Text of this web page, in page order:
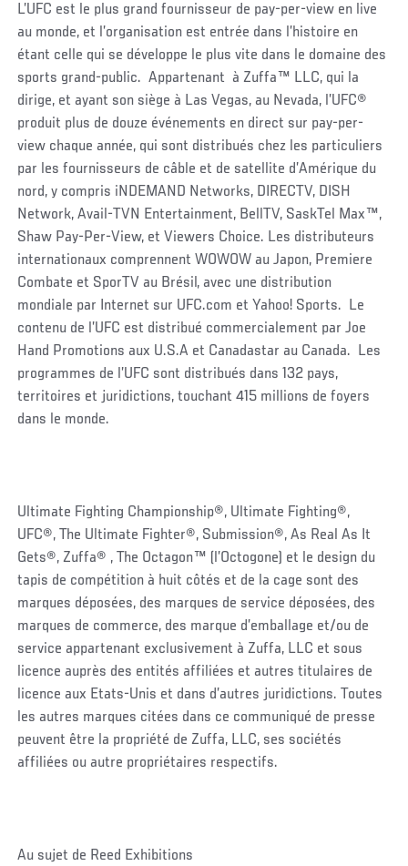
L’UFC est le plus grand fournisseur de pay-per-view en live
au monde, et l’organisation est entrée dans l’histoire en
étant celle qui se développe le plus vite dans le domaine des
sports grand-public. Appartenant à Zuffa™ LLC, qui la
dirige, et ayant son siège à Las Vegas, au Nevada, l’UFC®
produit plus de douze événements en direct sur pay-per-
view chaque année, qui sont distribués chez les particuliers
par les fournisseurs de câble et de satellite d’Amérique du
nord, y compris iNDEMAND Networks, DIRECTV, DISH
Network, Avail-TVN Entertainment, BellTV, SaskTel Max™,
Shaw Pay-Per-View, et Viewers Choice. Les distributeurs
internationaux comprennent WOWOW au Japon, Premiere
Combate et SporTV au Brésil, avec une distribution
mondiale par Internet sur UFC.com et Yahoo! Sports. Le
contenu de l’UFC est distribué commercialement par Joe
Hand Promotions aux U.S.A et Canadastar au Canada. Les
programmes de l’UFC sont distribués dans 132 pays,
territoires et juridictions, touchant 415 millions de foyers
dans le monde.
Ultimate Fighting Championship®, Ultimate Fighting®,
UFC®, The Ultimate Fighter®, Submission®, As Real As It
Gets®, Zuffa® , The Octagon™ (l’Octogone) et le design du
tapis de compétition à huit côtés et de la cage sont des
marques déposées, des marques de service déposées, des
marques de commerce, des marque d’emballage et/ou de
service appartenant exclusivement à Zuffa, LLC et sous
licence auprès des entités affiliées et autres titulaires de
licence aux Etats-Unis et dans d’autres juridictions. Toutes
les autres marques citées dans ce communiqué de presse
peuvent être la propriété de Zuffa, LLC, ses sociétés
affiliées ou autre propriétaires respectifs.
Au sujet de Reed Exhibitions